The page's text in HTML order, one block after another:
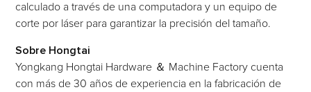
calculado a través de una computadora y un equipo de
corte por láser para garantizar la precisión del tamaño.
Sobre Hongtai
Yongkang Hongtai Hardware ＆ Machine Factory cuenta
con más de 30 años de experiencia en la fabricación de